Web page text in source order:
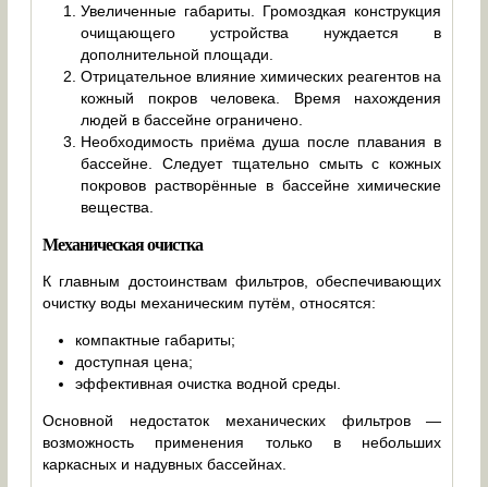
Увеличенные габариты. Громоздкая конструкция
очищающего устройства нуждается в
дополнительной площади.
Отрицательное влияние химических реагентов на
кожный покров человека. Время нахождения
людей в бассейне ограничено.
Необходимость приёма душа после плавания в
бассейне. Следует тщательно смыть с кожных
покровов растворённые в бассейне химические
вещества.
Механическая очистка
К главным достоинствам фильтров, обеспечивающих
очистку воды механическим путём, относятся:
компактные габариты;
доступная цена;
эффективная очистка водной среды.
Основной недостаток механических фильтров —
возможность применения только в небольших
каркасных и надувных бассейнах.